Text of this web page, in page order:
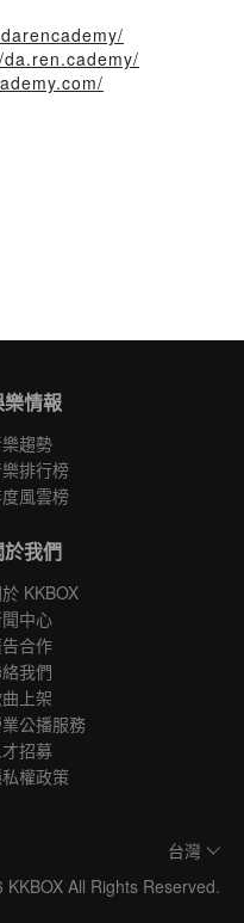
情報
趨勢
排行榜
風雲榜
於我們
KKBOX
中心
合作
我們
上架
公播服務
招募
權政策
台灣
All Rights Reserved.